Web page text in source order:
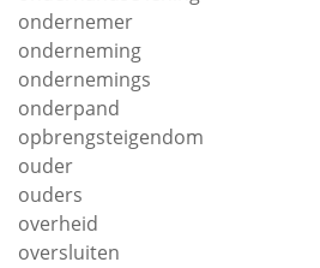
ondernemer
onderneming
ondernemings
onderpand
opbrengsteigendom
ouder
ouders
overheid
oversluiten